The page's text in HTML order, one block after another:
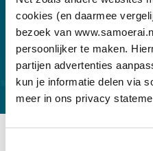
cookies (en daarmee
bezoek van
persoonlijker te maken.
partijen advertenties
kun je informatie delen via
meer in ons privacy